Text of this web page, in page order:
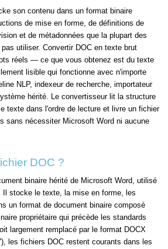
son contenu dans un format binaire
de mise en forme, de définitions de
et de métadonnées que la plupart des
utiliser. Convertir DOC en texte brut
réels — ce que vous obtenez est du texte
lisible qui fonctionne avec n'importe
NLP, indexeur de recherche, importateur
hérité. Le convertisseur lit la structure
texte dans l'ordre de lecture et livre un fichier
sans nécessiter Microsoft Word ni aucune
DOC ?
binaire hérité de Microsoft Word, utilisé
Il stocke le texte, la mise en forme, les
un format de document binaire composé
propriétaire qui précède les standards
largement remplacé par le format DOCX
les fichiers DOC restent courants dans les